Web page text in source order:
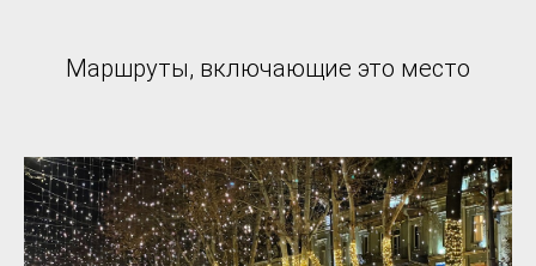
Маршруты, включающие это место